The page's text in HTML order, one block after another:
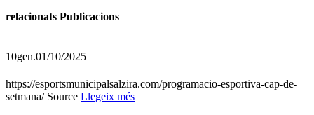
relacionats Publicacions
10gen.01/10/2025
https://esportsmunicipalsalzira.com/programacio-esportiva-cap-de-
setmana/ Source Llegeix més